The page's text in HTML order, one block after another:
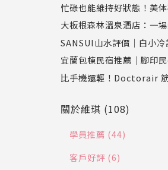
忙碌也能維持好狀態！美体
錠】評價：幫助入睡同時促
謝，專業營養師推薦
大板根森林溫泉酒店：一場
恐龍與溫泉的奇幻之旅
SANSUI山水評價｜白小冷
式水冷扇實測，靜涼潤風循
C-F9讓夏天舒服又省電
宜蘭包棟民宿推薦｜腳印民
子、寵物、好友聚會都適合
幕Villa
比手機還輕！Doctorair
關於維琪 (108)
學員推薦 (44)
客戶好評 (6)